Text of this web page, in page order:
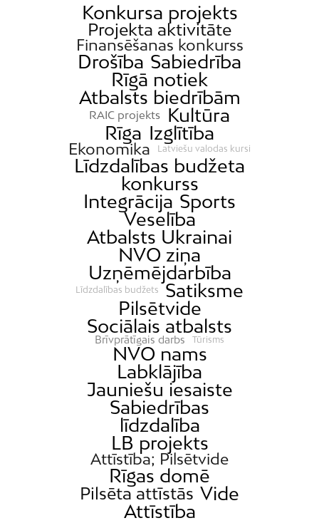
Konkursa projekts
Projekta aktivitāte
Finansēšanas konkurss
Drošība Sabiedrība
Rīgā notiek
Atbalsts biedrībām
RAIC projekts
Kultūra
Rīga Izglītība
Ekonomika Latviešu valodas kursi
Līdzdalības budžeta
konkurss
Integrācija Sports
Veselība
Atbalsts Ukrainai
NVO ziņa
Uzņēmējdarbība
Līdzdalības budžets
Satiksme
Pilsētvide
Sociālais atbalsts
Brīvprātīgais darbs Tūrisms
NVO nams
Labklājība
Jauniešu iesaiste
Sabiedrības
līdzdalība
LB projekts
Attīstība; Pilsētvide
Rīgas domē
Pilsēta attīstās Vide
Attīstība